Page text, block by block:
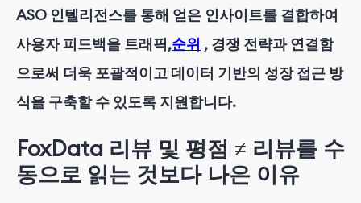
ASO 인텔리전스를 통해 얻은 인사이트를 결합하여
사용자 피드백을 트래픽,순위 , 경쟁 전략과 연결함
으로써 더욱 포괄적이고 데이터 기반의 성장 접근 방
식을 구축할 수 있도록 지원합니다.
FoxData 리뷰 및 평점 ≠ 리뷰를 수
동으로 읽는 것보다 나은 이유